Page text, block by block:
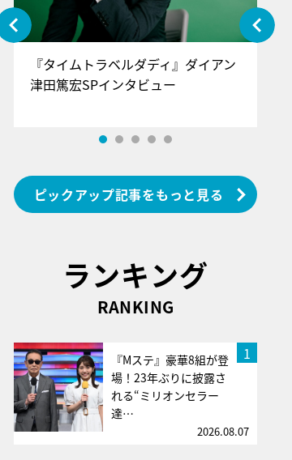
『タイムトラベルダディ』ダイアン
津田篤宏SPインタビュー
ピックアップ記事をもっと見る
ランキング
RANKING
1
『Mステ』豪華8組が登
場！23年ぶりに披露さ
れる“ミリオンセラー
達…
2026.08.07